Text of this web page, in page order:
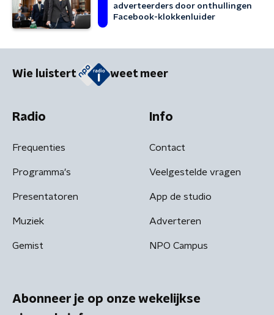
adverteerders door onthullingen
Facebook-klokkenluider
Wie luistert weet meer
Radio
Frequenties
Programma's
Presentatoren
Muziek
Gemist
Info
Contact
Veelgestelde vragen
App de studio
Adverteren
NPO Campus
Abonneer je op onze wekelijkse